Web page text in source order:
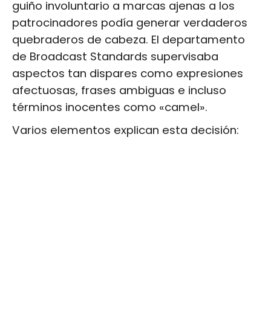
guiño involuntario a marcas ajenas a los
patrocinadores podía generar verdaderos
quebraderos de cabeza. El departamento
de Broadcast Standards supervisaba
aspectos tan dispares como expresiones
afectuosas, frases ambiguas e incluso
términos inocentes como «camel».
Varios elementos explican esta decisión: